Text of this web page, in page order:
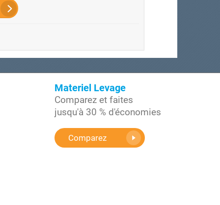
Materiel Levage
Comparez et faites
jusqu'à 30 % d'économies
Comparez